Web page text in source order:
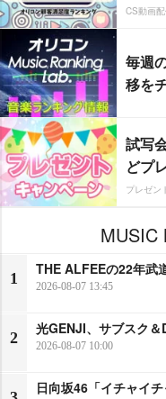
CS動画
毎週
移を
試写
どプ
プレゼン
MUSIC
1
THE ALFEEの22年武
2026-08-07 13:45
2
光GENJI、サブスク
2026-08-07 10:00
日向坂46「イチャイ